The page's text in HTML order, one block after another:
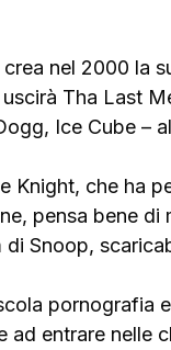
nel 2000 la
Tha Last
Ice Cube –
Knight, che ha
pensa bene
Snoop,
pornografia
ad entrare nelle